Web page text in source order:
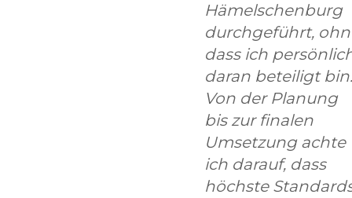
Hämelschenburg
durchgeführt,
dass ich
daran beteiligt bin.
Von der Planung
bis zur finalen
Umsetzung achte
ich darauf, dass
höchste